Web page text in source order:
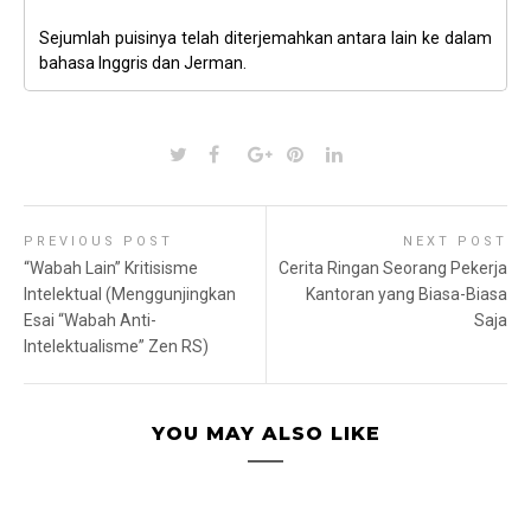
Sejumlah puisinya telah diterjemahkan antara lain ke dalam
bahasa Inggris dan Jerman.
PREVIOUS POST
“Wabah Lain” Kritisisme
Intelektual (Menggunjingkan
Esai “Wabah Anti-
Intelektualisme” Zen RS)
NEXT POST
Cerita Ringan Seorang Pekerja
Kantoran yang Biasa-Biasa
Saja
YOU MAY ALSO LIKE